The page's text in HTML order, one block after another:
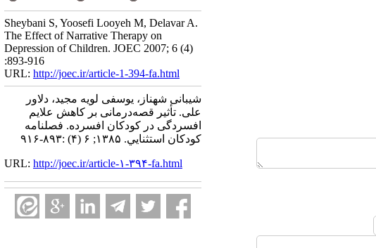
Sheybani S, Yoosefi Looyeh M, Delavar A.
The Effect of Narrative Therapy on
Depression of Children. JOEC 2007; 6 (4)
:893-916
URL: http://joec.ir/article-1-394-fa.html
شیبانی شهناز، یوسفی لویه مجید، دلاور
علی. تأثیر قصه‌درمانی بر کاهش علایم
افسردگی در کودکان افسرده. فصلنامه
كودكان استثنايي. ۱۳۸۵; ۶ (۴) :۸۹۳-۹۱۶
URL: http://joec.ir/article-۱-۳۹۴-fa.html